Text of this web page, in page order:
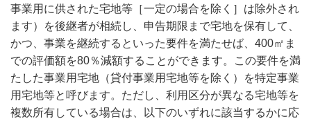
事業用に供された宅地等［一定の場合を除く］は除外され
ます）を後継者が相続し、申告期限まで宅地を保有して、
かつ、事業を継続するといった要件を満たせば、400㎡ま
での評価額を80％減額することができます。この要件を満
たした事業用宅地（貸付事業用宅地等を除く）を特定事業
用宅地等と呼びます。ただし、利用区分が異なる宅地等を
複数所有している場合は、以下のいずれに該当するかに応